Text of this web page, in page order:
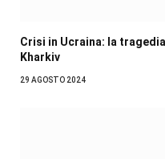
Crisi in Ucraina: la
Kharkiv
29 AGOSTO 2024